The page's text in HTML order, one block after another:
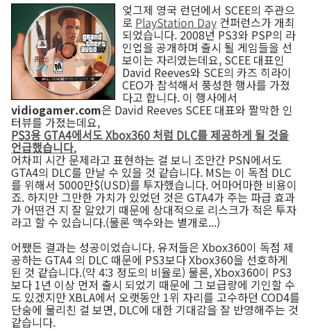
엊그제 영국 런던에서 SCEE의 주관으
로 PlayStation Day 컨퍼런스가 개최
되었습니다. 2008년 PS3와 PSP의 라
인업을 공개하며 출시 될 게임들을 선
보이는 자리였는데요, SCEE 대표인
David Reeves와 SCE의 카즈 히라이
CEO가 참석해서 풍성한 행사를 가졌
다고 합니다. 이 행사에서
vidiogamer.com은 David Reeves SCEE 대표와 짤막한 인
터뷰를 가졌는데요,
PS3용 GTA4에서도 Xbox360 처럼 DLC를 제공하게 될 것을
언급했습니다.
어차피 시간 문제라고 표현하는 걸 보니 조만간 PSN에서도
GTA4의 DLC를 만날 수 있을 것 같습니다. MS는 이 독점 DLC
를 위해서 5000만$(USD)를 투자했습니다. 어마어마한 비용이
죠. 하지만 그만한 가치가 있었던 것은 GTA4가 주는 파급 효과
가 어떤건 지 잘 알았기 때문에 상대적으로 리스크가 적은 투자
라고 할 수 있습니다.(물론 액수와는 별개로...)
어쨌든 결과는 성공이었습니다. 유저들은 Xbox360이 독점 제
공하는 GTA4 의 DLC 때문에 PS3보다 Xbox360을 선호하게
된 것 같습니다.(약 4:3 정도의 비율로) 물론, Xbox360이 PS3
보다 1년 이상 먼저 출시 되었기 때문에 그 보급량에 기인할 수
도 있겠지만 XBLA에서 오랫동안 1위 자리를 고수하던 COD4를
단숨에 물리친 걸 보면, DLC에 대한 기대감을 잘 반영해주는 것
같습니다.